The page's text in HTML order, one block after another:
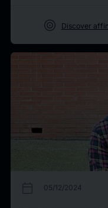
target Discover
calendar_today 05/12/2024